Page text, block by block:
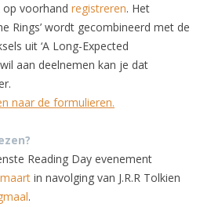
voorhand registreren. Het
Rings’ wordt gecombineerd met de
uit ‘A Long-Expected
aan deelnemen kan je dat
naar de formulieren.
Reading Day evenement
in navolging van J.R.R Tolkien
.